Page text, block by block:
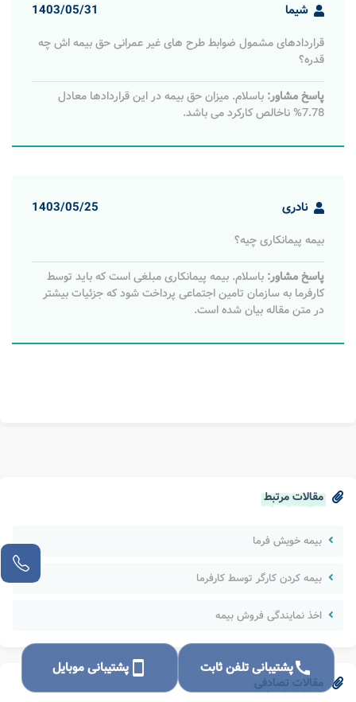
مقالات مرتبط
بیمه خویش فرما
بیمه کردن کارگر توسط کارفرما
اخذ نمایندگی فروش بیمه
مقالات تصادفی
شیما 1403/05/31
قراردادهای مشمول ضوابط طرح ‌های غیر عمرانی حق بیمه اش چه
قدره؟
پاسخ مشاور: باسلام. میزان حق بیمه در این قراردادها معادل
7.78% ناخالص کارکرد می باشد.
نادری 1403/05/25
بیمه پیمانکاری چیه؟
پاسخ مشاور: باسلام. بیمه پیمانکاری مبلغی است که باید توسط
کارفرما به سازمان تامین اجتماعی پرداخت شود که جزئیات بیشتر
در متن مقاله بیان شده است.
callپشتیبانی تلفن ثابت smartphoneپشتیبانی موبایل